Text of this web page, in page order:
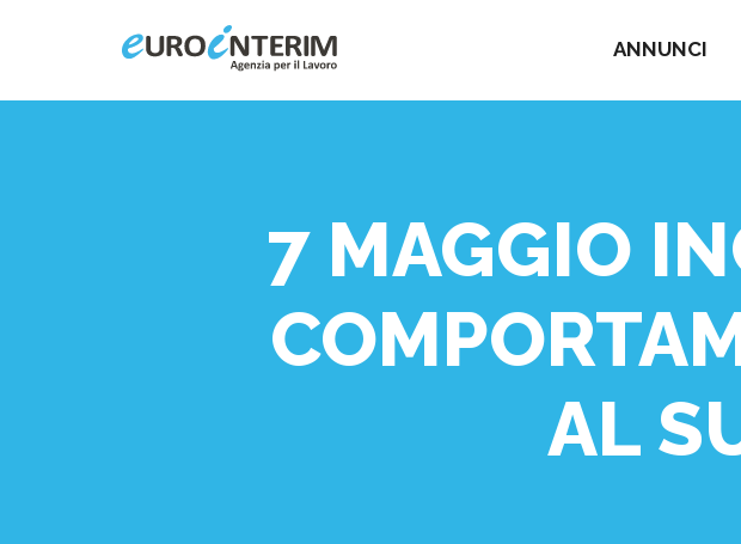
ANNUNCI
Chi Siamo
Aziende
Persone
7 MAGGIO
AL